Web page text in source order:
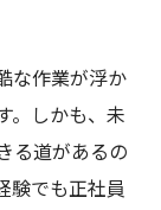
な作業が浮か
。しかも、未
る道があるの
験でも正社員